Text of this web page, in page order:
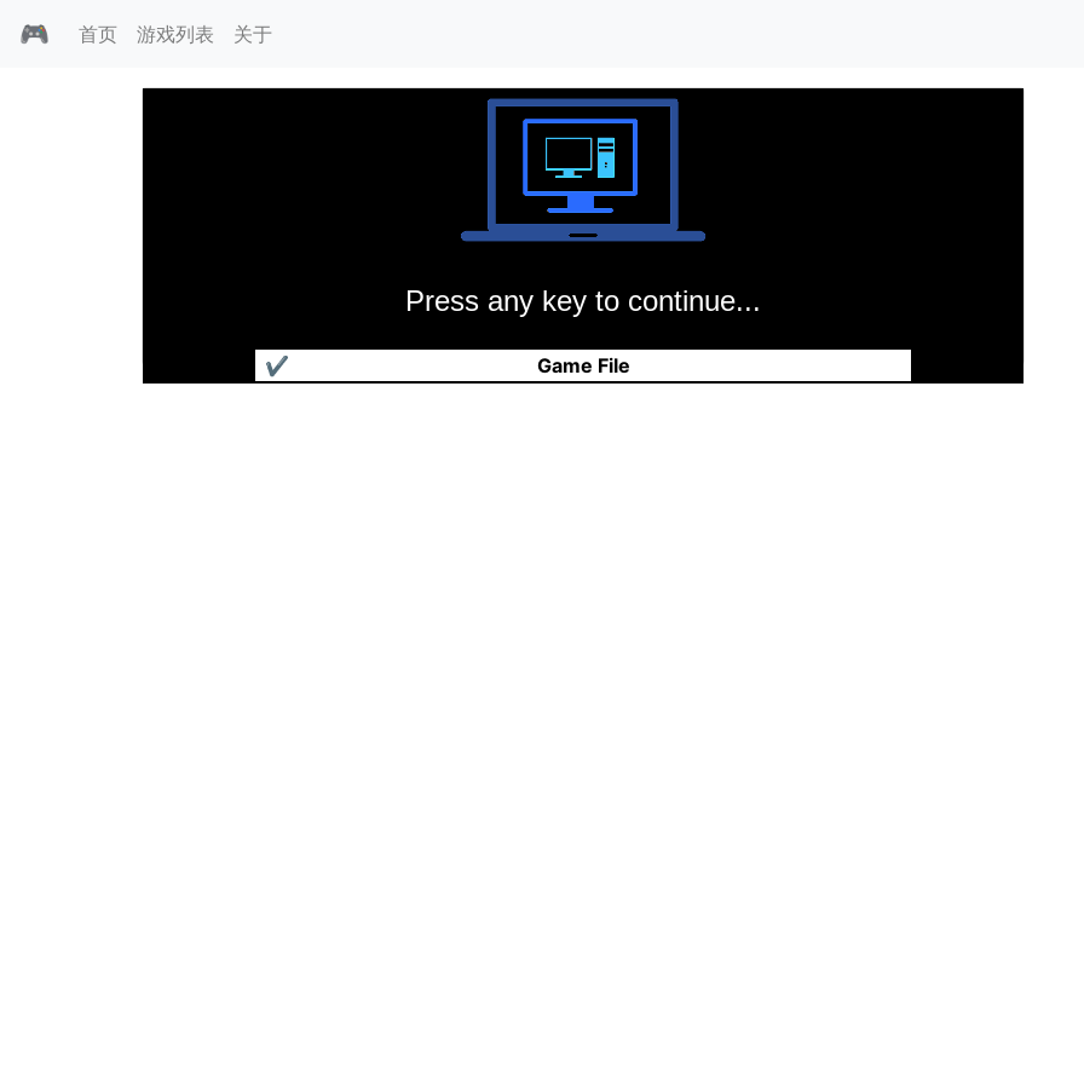
🎮 首页 游戏列表 关于
Press any key to continue...
Game File
✔